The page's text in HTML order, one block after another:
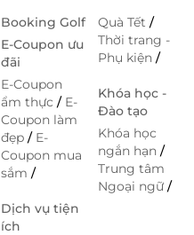
Booking Golf
E-Coupon ưu
đãi
E-Coupon
ẩm thực / E-
Coupon làm
đẹp / E-
Coupon mua
sắm /
Dịch vụ tiện
ích
Quà Tết/
Thời trang -
Phụ kiện/
Khóa học -
Đào tạo
Khóa học
ngắn hạn/
Trung tâm
Ngoại ngữ/